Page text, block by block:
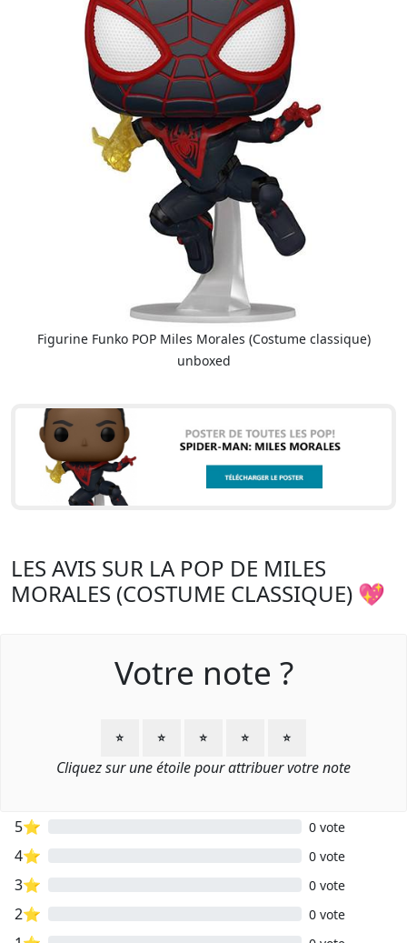
Figurine Funko POP Miles Morales (Costume classique)
unboxed
LES AVIS SUR LA POP DE MILES
MORALES (COSTUME CLASSIQUE) 💖
Votre note ?
⭐ ⭐ ⭐ ⭐ ⭐
Cliquez sur une étoile pour attribuer votre note
5⭐ 0 vote
4⭐ 0 vote
3⭐ 0 vote
2⭐ 0 vote